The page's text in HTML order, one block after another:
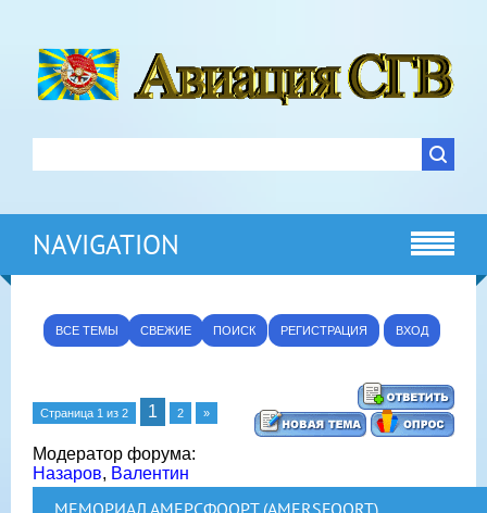
NAVIGATION
ВСЕ ТЕМЫ СВЕЖИЕ ПОИСК РЕГИСТРАЦИЯ ВХОД
Страница 1 из 2 1 2 »
Модератор форума:
Назаров, Валентин
МЕМОРИАЛ АМЕРСФООРТ (AMERSFOORT)